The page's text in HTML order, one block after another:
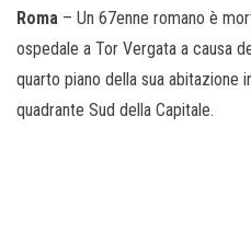
Roma – Un 67enne romano è
ospedale a Tor Vergata a causa
quarto piano della sua abitazione
quadrante Sud della Capitale.